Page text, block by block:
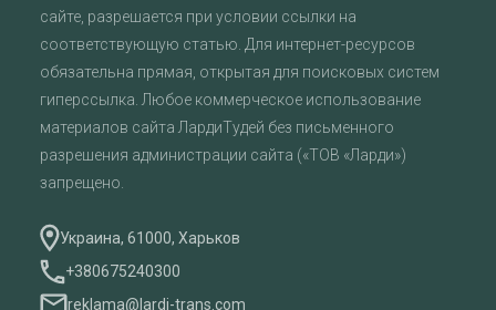
сайте, разрешается при условии ссылки на
соответствующую статью. Для интернет-ресурсов
обязательна прямая, открытая для поисковых систем
гиперссылка. Любое коммерческое использование
материалов сайта ЛардиТудей без письменного
разрешения администрации сайта («ТОВ «Ларди»)
запрещено.
Украина, 61000, Харьков
+380675240300
reklama@lardi-trans.com